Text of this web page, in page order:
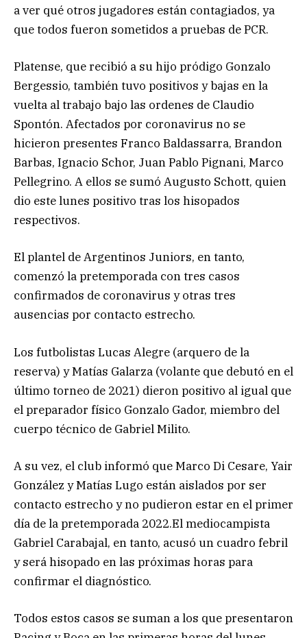
a ver qué otros jugadores están contagiados, ya
que todos fueron sometidos a pruebas de PCR.
Platense, que recibió a su hijo pródigo Gonzalo
Bergessio, también tuvo positivos y bajas en la
vuelta al trabajo bajo las ordenes de Claudio
Spontón. Afectados por coronavirus no se
hicieron presentes Franco Baldassarra, Brandon
Barbas, Ignacio Schor, Juan Pablo Pignani, Marco
Pellegrino. A ellos se sumó Augusto Schott, quien
dio este lunes positivo tras los hisopados
respectivos.
El plantel de Argentinos Juniors, en tanto,
comenzó la pretemporada con tres casos
confirmados de coronavirus y otras tres
ausencias por contacto estrecho.
Los futbolistas Lucas Alegre (arquero de la
reserva) y Matías Galarza (volante que debutó en el
último torneo de 2021) dieron positivo al igual que
el preparador físico Gonzalo Gador, miembro del
cuerpo técnico de Gabriel Milito.
A su vez, el club informó que Marco Di Cesare, Yair
González y Matías Lugo están aislados por ser
contacto estrecho y no pudieron estar en el primer
día de la pretemporada 2022.El mediocampista
Gabriel Carabajal, en tanto, acusó un cuadro febril
y será hisopado en las próximas horas para
confirmar el diagnóstico.
Todos estos casos se suman a los que presentaron